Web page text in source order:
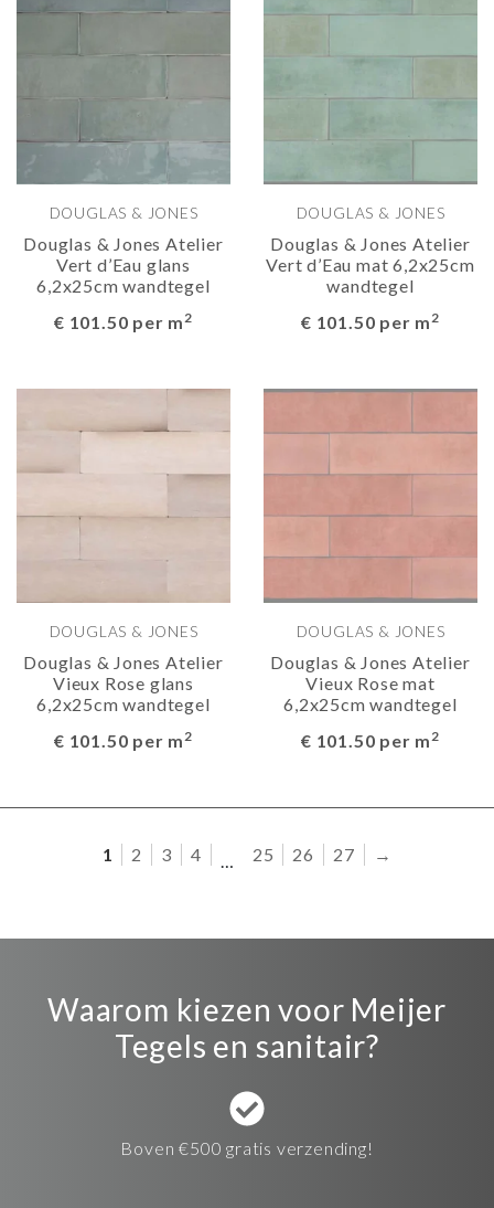
DOUGLAS & JONES
Douglas & Jones Atelier
Vert d’Eau glans
6,2x25cm wandtegel
€ 101.50 per m2
DOUGLAS & JONES
Douglas & Jones Atelier
Vert d’Eau mat 6,2x25cm
wandtegel
€ 101.50 per m2
DOUGLAS & JONES
Douglas & Jones Atelier
Vieux Rose glans
6,2x25cm wandtegel
€ 101.50 per m2
DOUGLAS & JONES
Douglas & Jones Atelier
Vieux Rose mat
6,2x25cm wandtegel
€ 101.50 per m2
1 2 3 4 … 25 26 27 →
Waarom kiezen voor Meijer
Tegels en sanitair?
Boven €500 gratis verzending!